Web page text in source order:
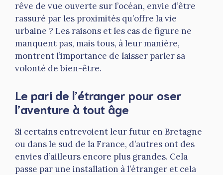
rêve de vue ouverte sur l’océan, envie d’être
rassuré par les proximités qu’offre la vie
urbaine ? Les raisons et les cas de figure ne
manquent pas, mais tous, à leur manière,
montrent l’importance de laisser parler sa
volonté de bien-être.
Le pari de l’étranger pour oser
l’aventure à tout âge
Si certains entrevoient leur futur en Bretagne
ou dans le sud de la France, d’autres ont des
envies d’ailleurs encore plus grandes. Cela
passe par une installation à l’étranger et cela